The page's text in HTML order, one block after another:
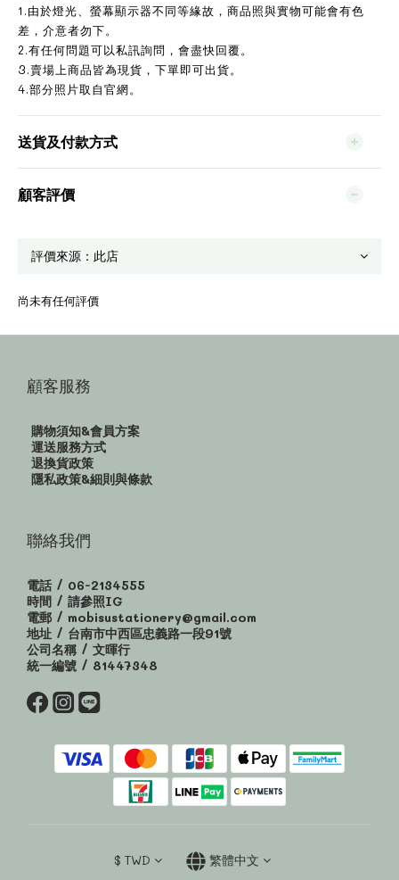
1.由於燈光、螢幕顯示器不同等緣故，商品照與實物可能會有色
差，介意者勿下。
2.有任何問題可以私訊詢問，會盡快回覆。
3.賣場上商品皆為現貨，下單即可出貨。
4.部分照片取自官網。
送貨及付款方式
顧客評價
尚未有任何評價
顧客服務
購物須知&會員方案
運送服務方式
退換貨政策
隱私政策&細則與條款
聯絡我們
電話 / 06-2134555
時間 / 請參照IG
電郵 / mobisustationery@gmail.com
地址 / 台南市中西區忠義路一段91號
公司名稱 / 文暉行
統一編號 / 81447348
$ TWD 繁體中文